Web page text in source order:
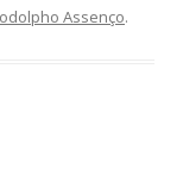
Assenço.